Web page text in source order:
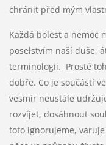
chránit před mým
Každá bolest a nemoc
poselstvím naší duše,
terminologii. Prostě
dobře. Co je součástí
vesmír neustále
rozvíjet, dosáhnout
toto ignorujeme,